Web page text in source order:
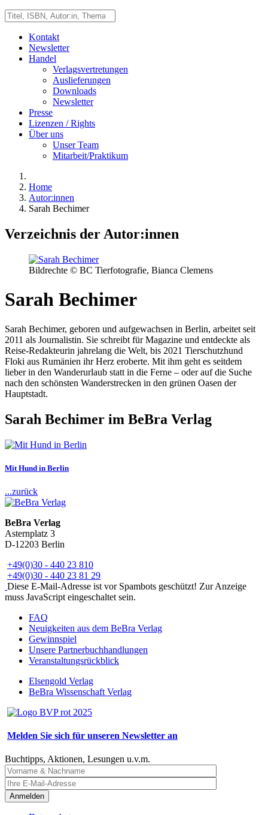
Kontakt
Newsletter
Handel
Verlagsvertretungen
Auslieferungen
Downloads
Newsletter
Presse
Lizenzen / Rights
Über uns
Unser Team
Mitarbeit/Praktikum
Home
Autor:innen
Sarah Bechimer
Verzeichnis der Autor:innen
Bildrechte © BC Tierfotografie, Bianca Clemens
Sarah Bechimer
Sarah Bechimer, geboren und aufgewachsen in Berlin, arbeitet seit
2011 als Journalistin. Sie schreibt für Magazine und entdeckte als
Reise-Redakteurin jahrelang die Welt, bis 2021 Tierschutzhund
Floki aus Rumänien ihr Herz eroberte. Mit ihm geht es seitdem
lieber in den Wanderurlaub statt in die Ferne – oder auf die Suche
nach den schönsten Wanderstrecken in den grünen Oasen der
Hauptstadt.
Sarah Bechimer im BeBra Verlag
Mit Hund in Berlin
...zurück
BeBra Verlag
Asternplatz 3
D-12203 Berlin
+49(0)30 - 440 23 810
+49(0)30 - 440 23 81 29
Diese E-Mail-Adresse ist vor Spambots geschützt! Zur Anzeige
muss JavaScript eingeschaltet sein.
FAQ
Neuigkeiten aus dem BeBra Verlag
Gewinnspiel
Unsere Partnerbuchhandlungen
Veranstaltungsrückblick
Elsengold Verlag
BeBra Wissenschaft Verlag
Melden Sie sich für unseren Newsletter an
Buchtipps, Aktionen, Lesungen u.v.m.
Anmelden